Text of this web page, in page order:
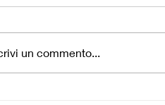
un commento...